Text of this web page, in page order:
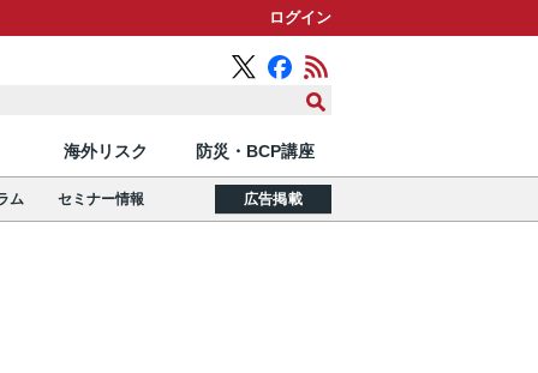
ログイン
海外リスク 防災・BCP講座
ム セミナー情報 広告掲載